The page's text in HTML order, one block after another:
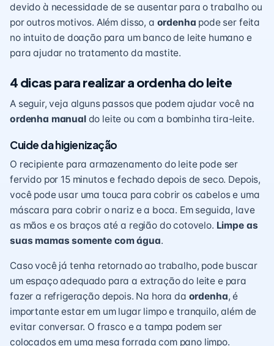
devido à necessidade de se ausentar para o trabalho ou
por outros motivos. Além disso, a ordenha pode ser feita
no intuito de doação para um banco de leite humano e
para ajudar no tratamento da mastite.
4 dicas para realizar a ordenha do leite
A seguir, veja alguns passos que podem ajudar você na
ordenha manualdo leite ou com a bombinha tira-leite.
Cuide da higienização
O recipiente paraarmazenamento do leitepode ser
fervido por 15 minutos e fechado depois de seco. Depois,
você pode usar uma touca para cobrir os cabelos e uma
máscara para cobrir o nariz e a boca. Em seguida, lave
as mãos e os braços até a região do cotovelo. Limpe as
suas mamas somente com água.
Caso você já tenha retornado ao trabalho, pode buscar
um espaço adequado para a extração do leite e para
fazer a refrigeração depois. Na hora da ordenha, é
importante estar em um lugar limpo e tranquilo, além de
evitar conversar. O frasco e a tampa podem ser
colocados em uma mesa forrada com pano limpo.